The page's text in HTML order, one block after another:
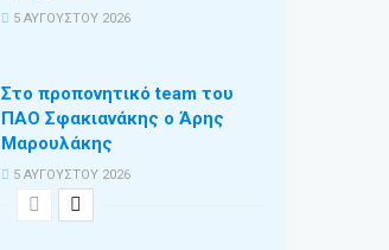
5 ΑΥΓΟΎΣΤΟΥ 2026
Στο προπονητικό team του
ΠΑΟ Σφακιανάκης ο Άρης
Μαρουλάκης
5 ΑΥΓΟΎΣΤΟΥ 2026